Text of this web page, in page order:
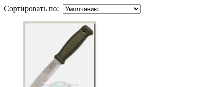
Сортировать по: